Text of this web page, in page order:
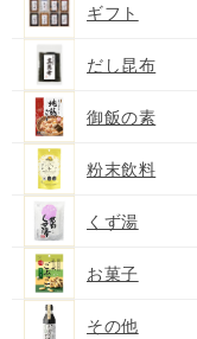
ギフト
だし昆布
御飯の素
粉末飲料
くず湯
お菓子
その他